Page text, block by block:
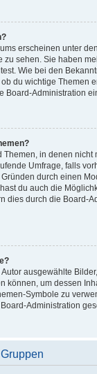
erscheinen unter
zu sehen. Sie haben
Wie bei den
du wichtige Themen
Board-Administration
Themen, in denen nicht
Umfrage, falls
durch einen
du auch die
dies durch die Board-
ausgewählte
können, um dessen
Symbole zu
Administration